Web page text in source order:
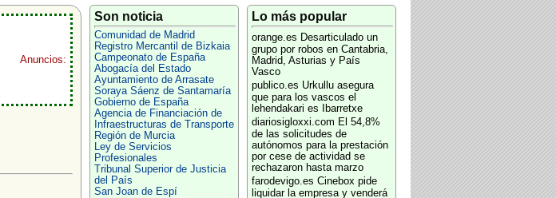
Anuncios:
Son noticia
Comunidad de Madrid
Registro Mercantil de Bizkaia
Campeonato de España
Abogacía del Estado
Ayuntamiento de Arrasate
Soraya Sáenz de Santamaría
Gobierno de España
Agencia de Financiación de
Infraestructuras de Transporte
Región de Murcia
Ley de Servicios
Profesionales
Tribunal Superior de Justicia
del País
San Joan de Espí
Lo más popular
orange.es Desarticulado un
grupo por robos en Cantabria,
Madrid, Asturias y País
Vasco
publico.es Urkullu asegura
que para los vascos el
lehendakari es Ibarretxe
diariosigloxxi.com El 54,8%
de las solicitudes de
autónomos para la prestación
por cese de actividad se
rechazaron hasta marzo
farodevigo.es Cinebox pide
liquidar la empresa y venderá